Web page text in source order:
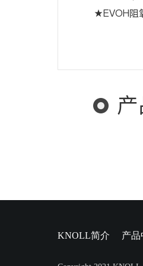
★EVOH阻
KNOLL简介 产品